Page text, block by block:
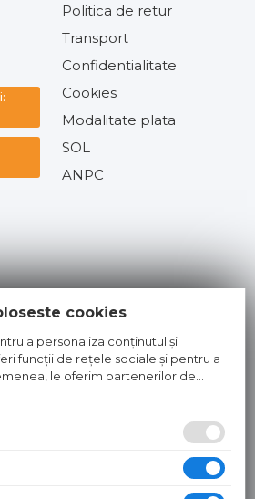
Politica de retur
Transport
Confidentialitate
Cookies
Modalitate plata
SOL
ANPC
in lei si includ tva. Ofertele sunt
cookies
a personaliza conținutul și
funcții de rețele sociale și pentru a
le oferim partenerilor de
și de analize informații cu privire
site-ul nostru. Aceștia le pot combina
de dvs. sau culese în urma folosirii